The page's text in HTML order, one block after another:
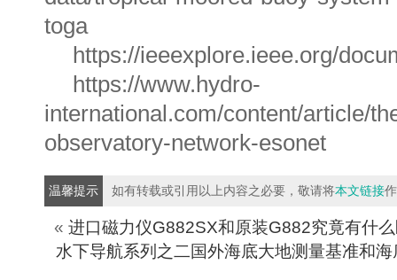
toga
https://ieeexplore.ieee.org/
https://www.hydro-
international.com/content/article/
observatory-network-esonet
温馨提示 如有转载或引用以上内容之必要，敬请将本文链接
« 进口磁力仪G882SX和原装G882究竟有什
水下导航系列之二国外海底大地测量基准和